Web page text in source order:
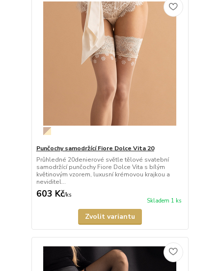
Punčochy samodržící Fiore Dolce Vita 20
Průhledné 20denierové světle tělové svatební
samodržící punčochy Fiore Dolce Vita s bílým
květinovým vzorem, luxusní krémovou krajkou a
neviditel...
603 Kč/ks
Skladem 1 ks
Zvolit variantu